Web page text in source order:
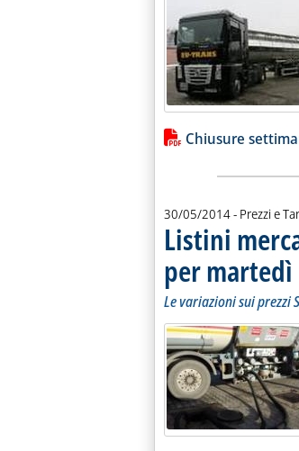
Lista allegati
Chiusure
30/05/2014- Prezzi e
Listini
per martedì
Le variazioni sui prezzi